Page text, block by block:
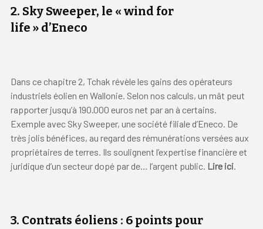
2. Sky Sweeper, le « wind for
life » d’Eneco
Dans ce chapitre 2, Tchak révèle les gains des opérateurs
industriels éolien en Wallonie. Selon nos calculs, un mât peut
rapporter jusqu’à 190.000 euros net par an à certains.
Exemple avec Sky Sweeper, une société filiale d’Eneco. De
très jolis bénéfices, au regard des rémunérations versées aux
propriétaires de terres. Ils soulignent l’expertise financière et
juridique d’un secteur dopé par de… l’argent public. Lire ici.
3. Contrats éoliens : 6 points pour